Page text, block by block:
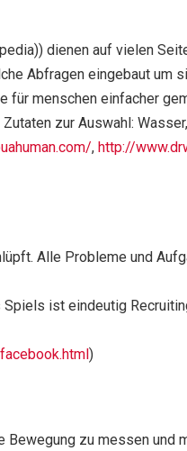
dienen auf vielen
Abfragen eingebaut um
menschen einfacher
zur Auswahl:
, http://
Alle Probleme und
ist eindeutig
)
Bewegung zu messen und